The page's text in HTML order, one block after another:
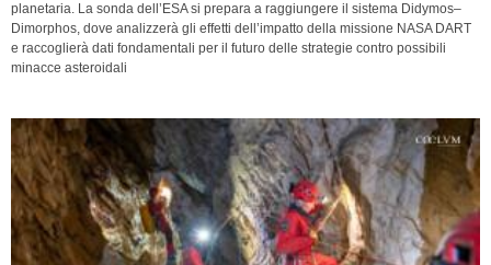
planetaria. La sonda dell’ESA si prepara a raggiungere il sistema Didymos–
Dimorphos, dove analizzerà gli effetti dell’impatto della missione NASA DART
e raccoglierà dati fondamentali per il futuro delle strategie contro possibili
minacce asteroidali